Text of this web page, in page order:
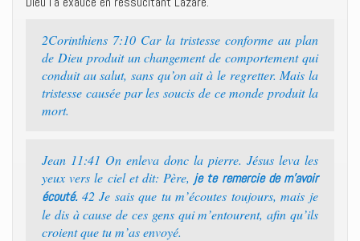
2Corinthiens 7:10 Car la tristesse conforme au plan
de Dieu produit un changement de comportement qui
conduit au salut, sans qu’on ait à le regretter. Mais la
tristesse causée par les soucis de ce monde produit la
mort.
Jean 11:41 On enleva donc la pierre. Jésus leva les
yeux vers le ciel et dit: Père, je te remercie de m’avoir
écouté.42 Je sais que tu m’écoutes toujours, mais je
le dis à cause de ces gens qui m’entourent, afin qu’ils
croient que tu m’as envoyé.